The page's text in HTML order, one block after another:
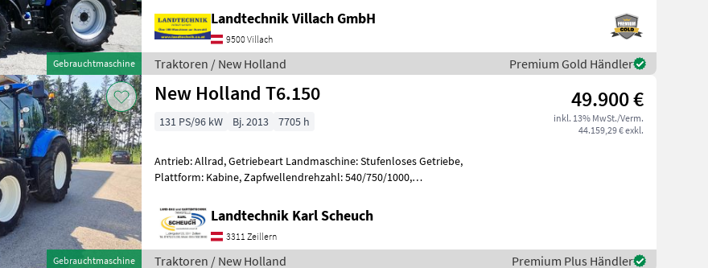
Gebrauchtmaschine
Landtechnik Villach GmbH
9500 Villach
Traktoren / New Holland Premium Gold Händler
Gebrauchtmaschine
New Holland T6.150 49.900 €
inkl. 13% MwSt./Verm.
44.159,29 € exkl.
131 PS/96 kW Bj. 2013 7705 h
Antrieb: Allrad, Getriebeart Landmaschine: Stufenloses Getriebe,
Plattform: Kabine, Zapfwellendrehzahl: 540/750/1000,
Landtechnik Karl Scheuch
3311 Zeillern
Traktoren / New Holland Premium Plus Händler